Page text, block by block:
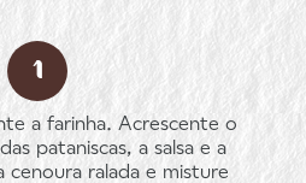
a farinha. Acrescente o
pataniscas, a salsa e a
cenoura ralada e misture